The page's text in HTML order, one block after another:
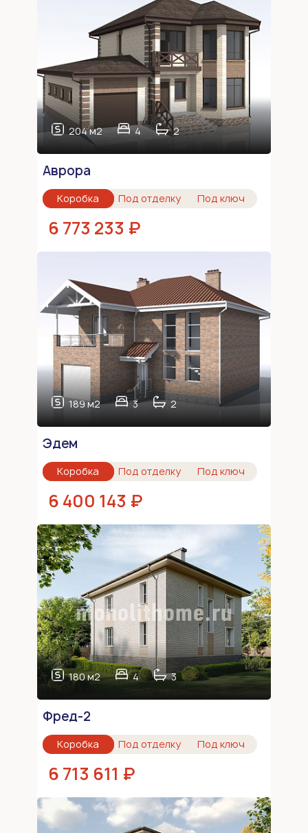
204 м2 4 2
Аврора
Коробка Под отделку Под ключ
6 773 233 ₽
189 м2 3 2
Эдем
Коробка Под отделку Под ключ
6 400 143 ₽
180 м2 4 3
Фред-2
Коробка Под отделку Под ключ
6 713 611 ₽